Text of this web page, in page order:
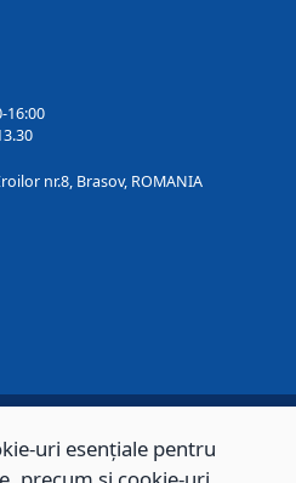
16:00
nr.8, Brasov, ROMANIA
BRAȘOV, toate drepturile
uri esențiale pentru